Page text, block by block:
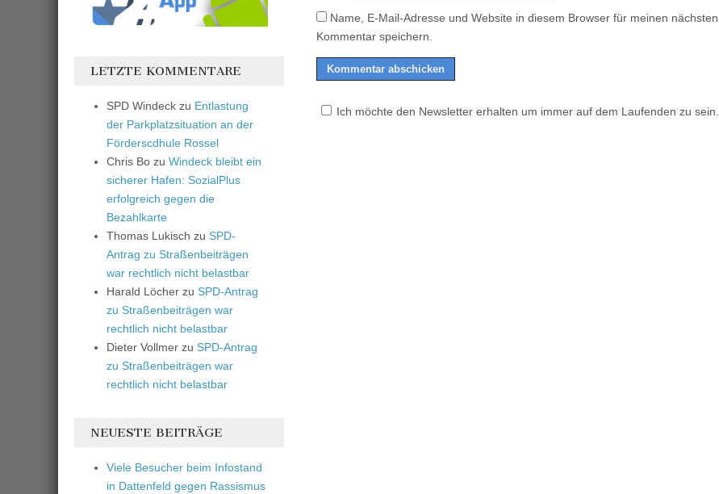
Name, E-Mail-Adresse und Website in diesem Browser für meinen nächsten
Kommentar speichern.
Ich möchte den Newsletter erhalten um immer auf dem Laufenden zu sein.
LETZTE KOMMENTARE
SPD Windeck zu Entlastung
der Parkplatzsituation an der
Förderscdhule Rossel
Chris Bo zu Windeck bleibt ein
sicherer Hafen: SozialPlus
erfolgreich gegen die
Bezahlkarte
Thomas Lukisch zu SPD-
Antrag zu Straßenbeiträgen
war rechtlich nicht belastbar
Harald Löcher zu SPD-Antrag
zu Straßenbeiträgen war
rechtlich nicht belastbar
Dieter Vollmer zu SPD-Antrag
zu Straßenbeiträgen war
rechtlich nicht belastbar
NEUESTE BEITRÄGE
Viele Besucher beim Infostand
in Dattenfeld gegen Rassismus